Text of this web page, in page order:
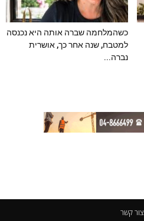
כשהמלחמה שברה אותה היא נכנסה
למטבח, שנה אחר כך, אושרית
נברה...
צור קשר